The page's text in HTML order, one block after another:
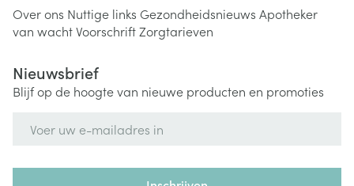
Over ons Nuttige links Gezondheidsnieuws Apotheker
van wachtVoorschriftZorgtarieven
Nieuwsbrief
Blijf op de hoogte van nieuwe producten en promoties